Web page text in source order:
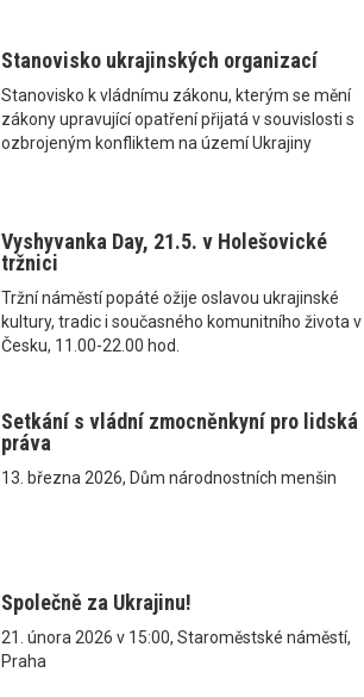
Stanovisko ukrajinských organizací
Stanovisko k vládnímu zákonu, kterým se mění
zákony upravující opatření přijatá v souvislosti s
ozbrojeným konfliktem na území Ukrajiny
Vyshyvanka Day, 21.5. v Holešovické
tržnici
Tržní náměstí popáté ožije oslavou ukrajinské
kultury, tradic i současného komunitního života v
Česku, 11.00-22.00 hod.
Setkání s vládní zmocněnkyní pro lidská
práva
13. března 2026, Dům národnostních menšin
Společně za Ukrajinu!
21. února 2026 v 15:00, Staroměstské náměstí,
Praha